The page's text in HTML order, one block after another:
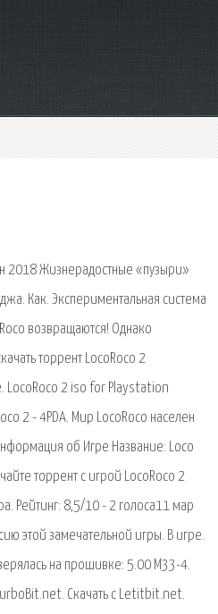
2018 Жизнерадостные «пузыри»
Как. Экспериментальная система
возвращаются! Однако
торрент LocoRoco 2
LocoRoco 2 iso for Playstation
2 - 4PDA. Мир LocoRoco населен
об Игре Название: Loco
торрент с игрой LocoRoco 2
Рейтинг: 8,5/10 - 2 голоса11 мар
этой замечательной игры. В игре.
на прошивке: 5.00 M33-4.
Скачать с Letitbit.net.